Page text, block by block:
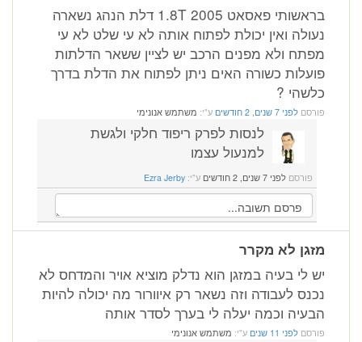
בראשותי פאסאט 2005 1.8T דלת הנהג נשארה
נעולה ואין יכולת לפתוח אותה לא עי שלט לא עי
מפתח ולא מפנים הרכב יש לציין ששאר הדלתות
פועלות כשורה האים ניתן לפתוח את הדלת בדרך
כלשהי ?
פורסם לפני 7 שנים, 2 חודשים ע"י: משתמש אנונימי
לנסות לפרק ריפוד חלקי ולגשת
למנעול עצמו
פורסם לפני 7 שנים, 2 חודשים ע"י: Ezra Jerby
מזגן לא מקרר
יש לי בעיה במזגן הוא נדלק מוציא אויר והמדחס לא
נכנס לעבודה וזה נשאר רק איוורור מה יכולה להיות
הבעיה וכמה יעלה לי בערך לסדר אותה
פורסם לפני 11 שנים ע"י: משתמש אנונימי